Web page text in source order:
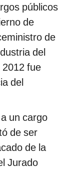
públicos
de
de
del
2012 fue
del
un cargo
de ser
de la
Jurado